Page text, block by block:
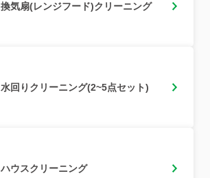
換気扇(レンジフード)クリーニング
水回りクリーニング(2~5点セット)
ハウスクリーニング